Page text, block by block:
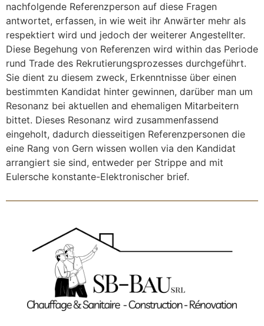
nachfolgende Referenzperson auf diese Fragen
antwortet, erfassen, in wie weit ihr Anwärter mehr als
respektiert wird und jedoch der weiterer Angestellter.
Diese Begehung von Referenzen wird within das Periode
rund Trade des Rekrutierungsprozesses durchgeführt.
Sie dient zu diesem zweck, Erkenntnisse über einen
bestimmten Kandidat hinter gewinnen, darüber man um
Resonanz bei aktuellen and ehemaligen Mitarbeitern
bittet. Dieses Resonanz wird zusammenfassend
eingeholt, dadurch diesseitigen Referenzpersonen die
eine Rang von Gern wissen wollen via den Kandidat
arrangiert sie sind, entweder per Strippe and mit
Eulersche konstante-Elektronischer brief.